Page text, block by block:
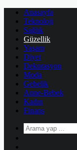
Anasayfa
Teknoloji
Sağlık
Güzellik
Yaşam
Diyet
Dekorasyon
Moda
Gebelik
Anne-Bebek
Kadın
Finans